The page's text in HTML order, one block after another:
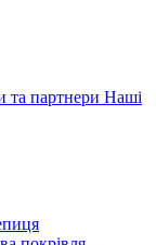
та партнери Наші